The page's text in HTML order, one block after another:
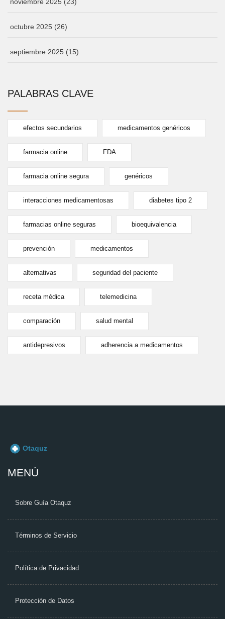
octubre 2025 (26)
septiembre 2025 (15)
PALABRAS CLAVE
efectos secundarios medicamentos genéricos
farmacia online FDA
farmacia online segura genéricos
interacciones medicamentosas diabetes tipo 2
farmacias online seguras bioequivalencia
prevención medicamentos
alternativas seguridad del paciente
receta médica telemedicina
comparación salud mental
antidepresivos adherencia a medicamentos
MENÚ
Sobre Guía Otaquz
Términos de Servicio
Política de Privacidad
Protección de Datos